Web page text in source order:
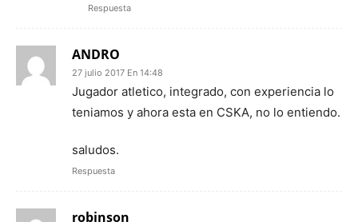
Respuesta
ANDRO
27 julio 2017 En 14:48
Jugador atletico, integrado, con experiencia lo
teniamos y ahora esta en CSKA, no lo entiendo.
saludos.
Respuesta
robinson